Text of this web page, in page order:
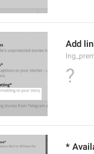
Add
?
*